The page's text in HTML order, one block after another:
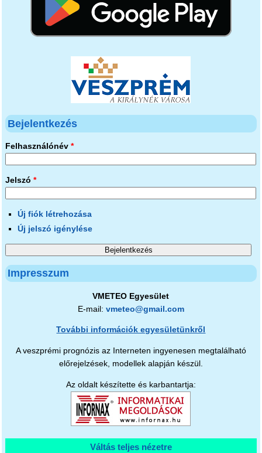
Bejelentkezés
Felhasználónév *
Jelszó *
Új fiók létrehozása
Új jelszó igénylése
Impresszum
VMETEO Egyesület
E-mail: vmeteo@gmail.com
További információk egyesületünkről
A veszprémi prognózis az Interneten ingyenesen megtalálható
előrejelzések, modellek alapján készül.
Az oldalt készítette és karbantartja:
Váltás teljes nézetre